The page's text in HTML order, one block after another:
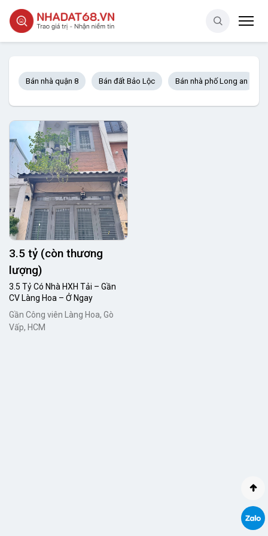
Bán nhà quận 8 Bán đất Bảo Lộc Bán nhà phố Long an
3.5 tỷ (còn thương
lượng)
3.5 Tỷ Có Nhà HXH Tải – Gần
CV Làng Hoa – Ở Ngay
Gần Công viên Làng Hoa, Gò
Vấp, HCM